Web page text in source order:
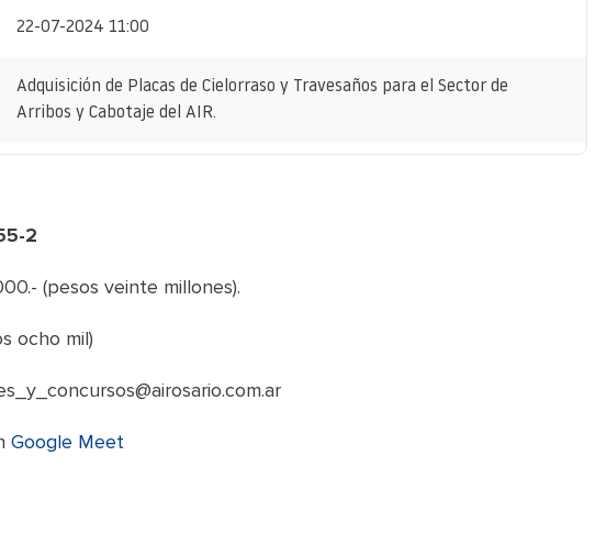
22-07-2024 11:00
Adquisición de Placas de Cielorraso y Travesaños para el Sector de
Arribos y Cabotaje del AIR.
2
(pesos veinte millones).
ocho mil)
Google Meet